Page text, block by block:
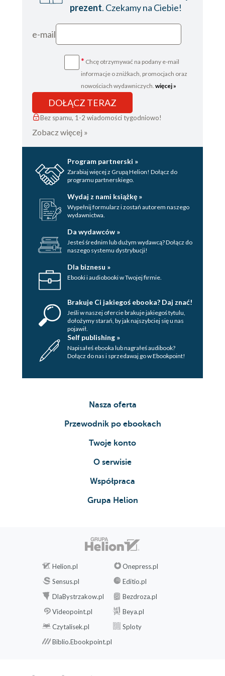
Nowi obywatele
Zdrowe leśne powietrze?
Dlaczego las jest zielony?
Spuszczony ze smyczy
Podziękowania
Karta redakcyjna
prezent. Czekamy na Ciebie!
e-mail
* Chcę otrzymywać na podany e-mail
informacje o zniżkach, promocjach oraz
nowościach wydawniczych. więcej »
DOŁĄCZ TERAZ
Bez spamu, 1-2 wiadomości tygodniowo!
Zobacz więcej »
Program partnerski »
Zarabiaj więcej z Grupą Helion! Dołącz do
programu partnerskiego.
Wydaj z nami książkę »
Wypełnij formularz i zostań autorem naszego
wydawnictwa.
Da wydawców »
Jesteś średnim lub dużym wydawcą? Dołącz do
naszego systemu dystrybucji!
Dla biznesu »
Ebooki i audiobooki w Twojej firmie.
Brakuje Ci jakiegoś ebooka? Daj znać!
Jeśli w naszej ofercie brakuje jakiegoś tytulu,
dołożymy starań, by jak najszybciej się u nas
pojawił.
Self publishing »
Napisałeś ebooka lub nagrałeś audibook?
Dołącz do nas i sprzedawaj go w Ebookpoint!
Nasza oferta
Przewodnik po ebookach
Twoje konto
O serwisie
Współpraca
Grupa Helion
Helion.pl
Onepress.pl
Sensus.pl
Editio.pl
DlaBystrzakow.pl
Bezdroza.pl
Videopoint.pl
Beya.pl
Czytalisek.pl
Sploty
Biblio.Ebookpoint.pl